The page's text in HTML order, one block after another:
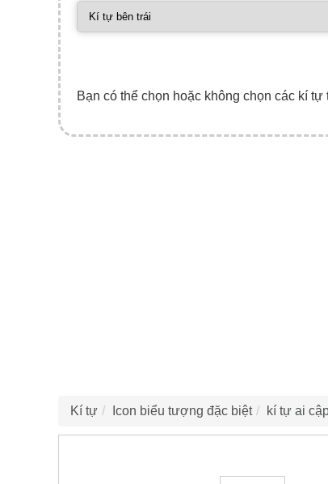
Bạn có thể chọn hoặc không chọn các kí
Kí tự Icon biểu tượng đặc biệt kí tự ai